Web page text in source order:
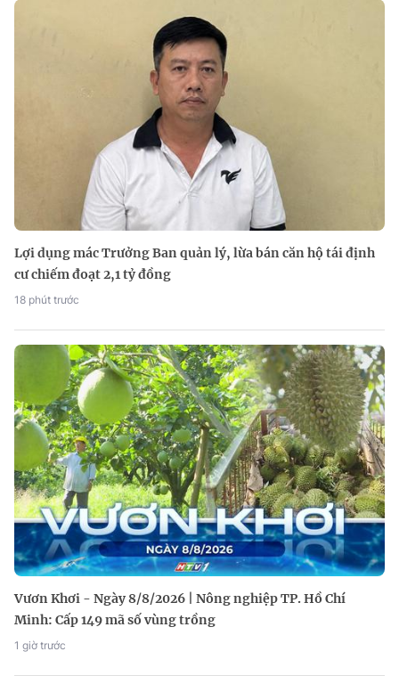
Lợi dụng mác Trưởng Ban quản lý, lừa bán căn hộ tái định
cư chiếm đoạt 2,1 tỷ đồng
18 phút trước
Vươn Khơi - Ngày 8/8/2026 | Nông nghiệp TP. Hồ Chí
Minh: Cấp 149 mã số vùng trồng
1 giờ trước